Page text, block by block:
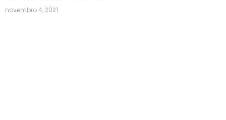
novembro 4, 2021